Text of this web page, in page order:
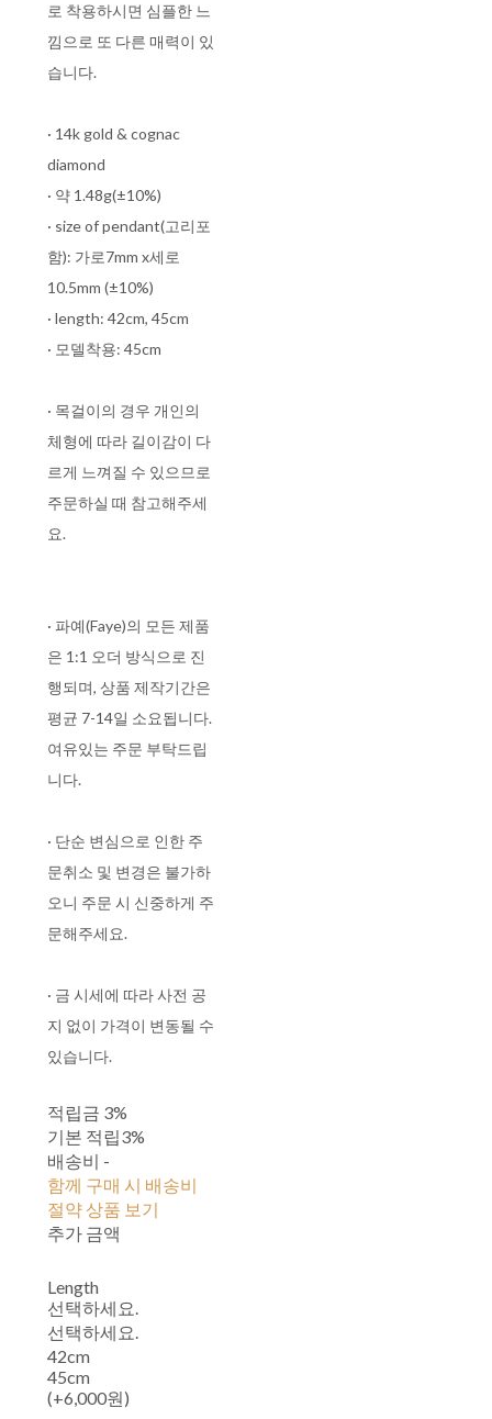
로 착용하시면 심플한 느
낌으로 또 다른 매력이 있
습니다.
· 14k gold & cognac
diamond
· 약 1.48g(±10%)
· size of pendant(고리포
함): 가로7mm x세로
10.5mm (±10%)
· length: 42cm, 45cm
· 모델착용: 45cm
· 목걸이의 경우 개인의
체형에 따라 길이감이 다
르게 느껴질 수 있으므로
주문하실 때 참고해주세
요.
· 파예(Faye)의 모든 제품
은 1:1 오더 방식으로 진
행되며, 상품 제작기간은
평균 7-14일 소요됩니다.
여유있는 주문 부탁드립
니다.
· 단순 변심으로 인한 주
문취소 및 변경은 불가하
오니 주문 시 신중하게 주
문해주세요.
· 금 시세에 따라 사전 공
지 없이 가격이 변동될 수
있습니다.
적립금 3%
기본 적립3%
배송비 -
함께 구매 시 배송비
절약 상품 보기
추가 금액
Length
선택하세요.
선택하세요.
42cm
45cm
(+6,000원)